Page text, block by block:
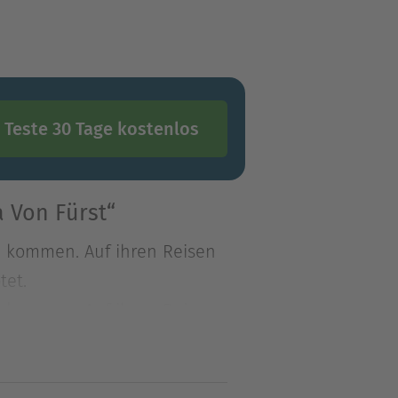
Teste 30 Tage kostenlos
Fürst“
Auf ihren Reisen